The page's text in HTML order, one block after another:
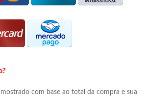
com base ao total da compra e sua